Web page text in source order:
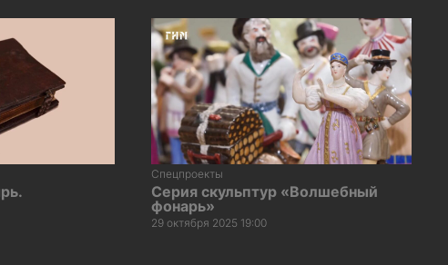
Спецпроекты
Серия скульптур «Волшебный
фонарь»
29 октября 2025 19:00